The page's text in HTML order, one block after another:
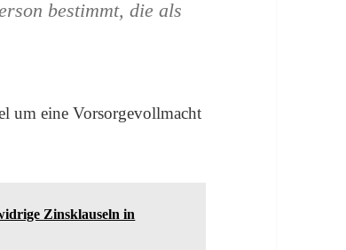
bestimmt, die als
um eine Vorsorgevollmacht
Zinsklauseln in